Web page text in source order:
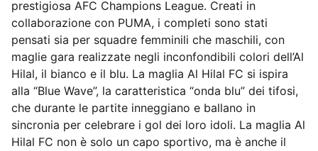
prestigiosa AFC Champions League. Creati in
collaborazione con PUMA, i completi sono stati
pensati sia per squadre femminili che maschili, con
maglie gara realizzate negli inconfondibili colori dell’Al
Hilal, il bianco e il blu. La maglia Al Hilal FC si ispira
alla “Blue Wave”, la caratteristica “onda blu” dei tifosi,
che durante le partite inneggiano e ballano in
sincronia per celebrare i gol dei loro idoli. La maglia Al
Hilal FC non è solo un capo sportivo, ma è anche il